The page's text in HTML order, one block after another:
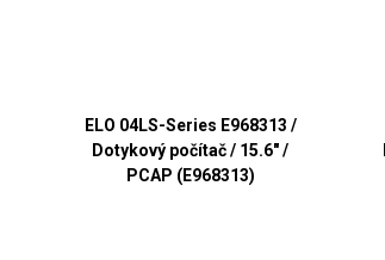
ELO 04LS-Series E968313 /
Dotykový počítač / 15.6" /
PCAP (E968313)